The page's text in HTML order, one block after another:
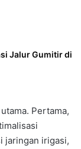
Jalur Gumitir di
Pertama,
jaringan irigasi,